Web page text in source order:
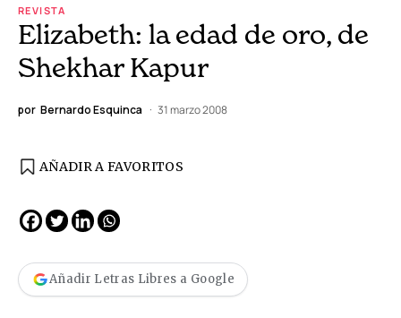
REVISTA
Elizabeth: la edad de oro, de
Shekhar Kapur
por Bernardo Esquinca 31 marzo 2008
AÑADIR A FAVORITOS
Añadir Letras Libres a Google